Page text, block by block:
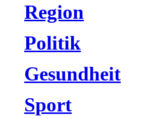
Region
Politik
Gesundheit
Sport